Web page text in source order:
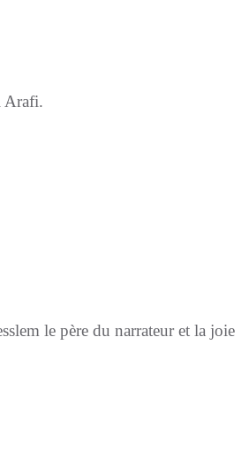
Arafi.
le père du narrateur et la joie